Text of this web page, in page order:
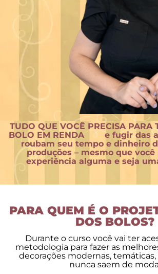
TUDO QUE VOCÊ PRECISA PARA
BOLO EM RENDA e fugir das
roubam seu tempo e dinheiro
produções – mesmo que você
experiência alguma e seja
PARA QUEM É O
DOS BOLOS?
Durante o curso você vai ter
metodologia para fazer as
decorações modernas, temáticas,
nunca saem de